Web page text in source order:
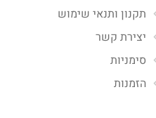
תקנון ותנאי שימוש
יצירת קשר
סימניות
הזמנות